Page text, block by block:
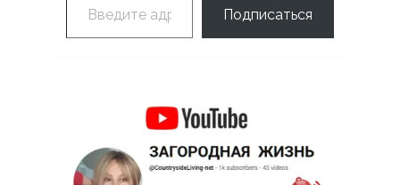
Подписаться